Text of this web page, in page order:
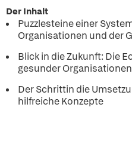
Der Inhalt
Puzzlesteine einer
Organisationen und der
Blick in die Zukunft: Die
gesunder Organisationen
Der Schrittin die
hilfreiche Konzepte